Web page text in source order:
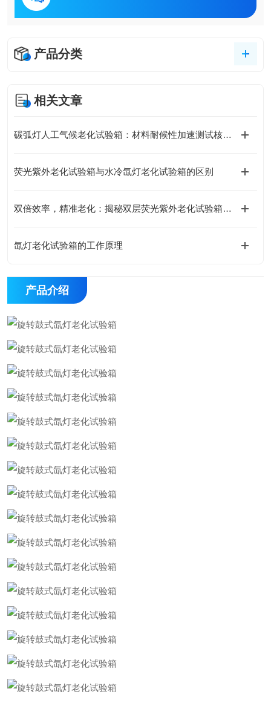
产品分类
相关文章
碳弧灯人工气候老化试验箱：材料耐候性加速测试核心装备
荧光紫外老化试验箱与水冷氙灯老化试验箱的区别
双倍效率，精准老化：揭秘双层荧光紫外老化试验箱如何重塑材料测试新标准
氙灯老化试验箱的工作原理
产品介绍